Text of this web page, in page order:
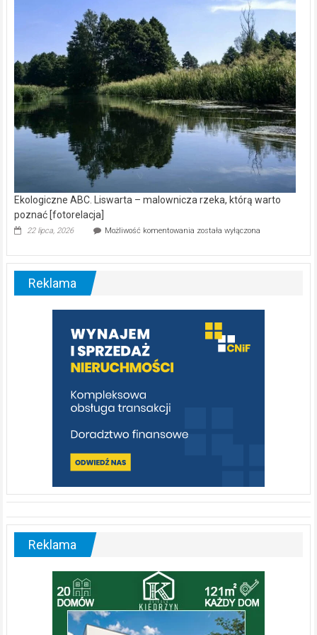
wśród
Ekologiczne ABC. Liswarta – malownicza rzeka, którą warto
poznać [fotorelacja]
22 lipca, 2026 Możliwość komentowania Ekologiczne
–
warto
poznać
[fotorelacja]
została wyłączona
Reklama
Reklama